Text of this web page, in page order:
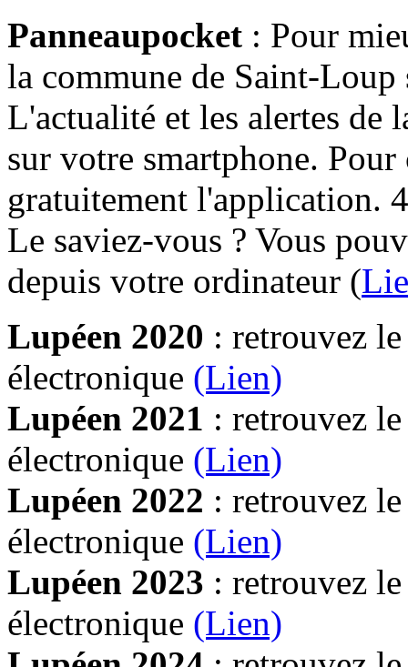
Panneaupocket : Pour
la commune de Saint-Loup
L'actualité et les alertes de
sur votre smartphone.
gratuitement l'application.
Le saviez-vous ? Vous
depuis votre ordinateur (
Lupéen 2020 : retrouvez
électronique (Lien)
Lupéen 2021 : retrouvez
électronique (Lien)
Lupéen 2022 : retrouvez
électronique (Lien)
Lupéen 2023 : retrouvez
électronique (Lien)